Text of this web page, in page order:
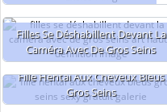
Filles Se Déshabillent Devant La
Caméra Avec De Gros Seins
Fille Hentai Aux Cheveux Bleus
Gros Seins